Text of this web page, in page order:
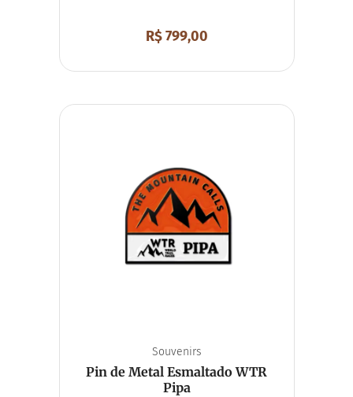
R$799,00
Souvenirs
Pin de Metal Esmaltado WTR
Pipa